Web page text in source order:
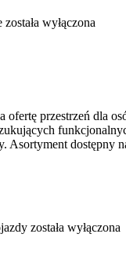
została wyłączona
ofertę przestrzeń dla
dostępny
została wyłączona